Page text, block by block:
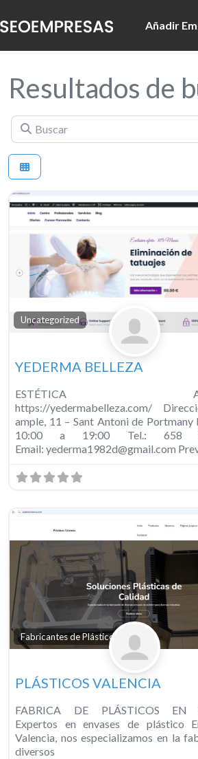
Añadir
Resultados de
Buscar
Uncategorized
YEDERMA BELLEZA
ESTÉTICA
https://yedermabelleza.com/
ample, 11 – Sant Antoni de
10:00 a 19:00 Tel.: 658
Email: yederma1982d@gmail.com
Fabricantes de Plásticos
PLÁSTICOS VALENCIA
FABRICA DE PLÁSTICOS EN
Expertos en envases de plástico
Valencia, nos especializamos en la
diversos